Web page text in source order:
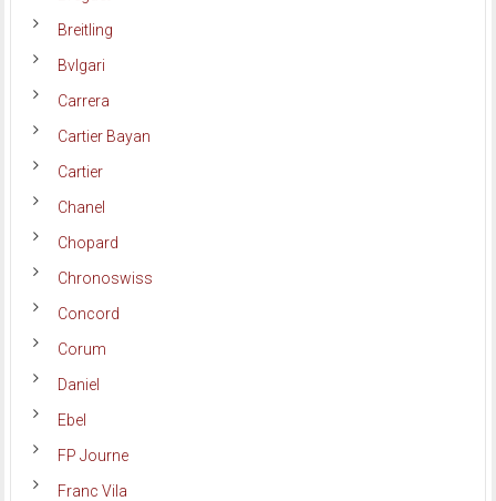
Breitling
Bvlgari
Carrera
Cartier Bayan
Cartier
Chanel
Chopard
Chronoswiss
Concord
Corum
Daniel
Ebel
FP Journe
Franc Vila